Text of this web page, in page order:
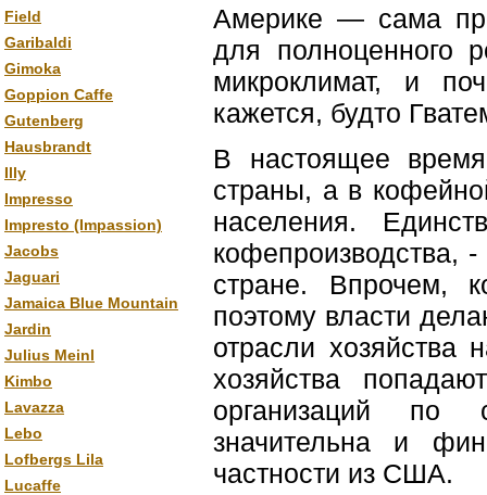
Field
Garibaldi
Gimoka
Goppion Caffe
Gutenberg
Hausbrandt
Illy
Impresso
Impresto (Impassion)
Jacobs
Jaguari
Jamaica Blue Mountain
Jardin
Julius Meinl
Kimbo
Lavazza
Lebo
Lofbergs Lila
Lucaffe
Америке — сама
для полноценного
микроклимат, и
кажется, будто
В настоящее
страны, а в
населения.
кофепроизводства,
стране. Впрочем,
поэтому власти
отрасли
хозяйства
организаций по
значительна и
частности из США.